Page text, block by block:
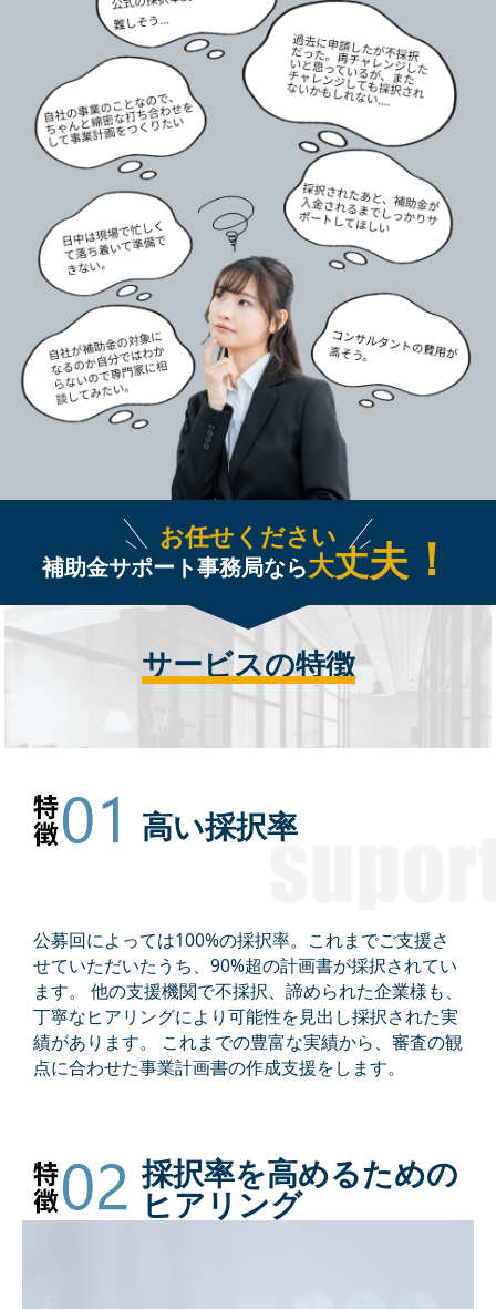
お任せください
補助金サポート事務局なら大丈夫 ！
サービスの特徴
高い採択率
公募回によっては100%の採択率。これまでご⽀援さ
せていただいたうち、90%超の計画書が採択されてい
ます。 他の⽀援機関で不採択、諦められた企業様も、
丁寧なヒアリングにより可能性を⾒出し採択された実
績があります。 これまでの豊富な実績から、審査の観
点に合わせた事業計画書の作成⽀援をします。
採択率を高めるための
ヒアリング